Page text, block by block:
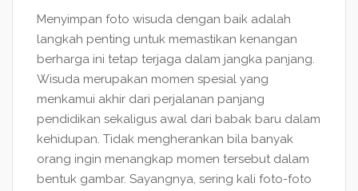
Menyimpan foto wisuda dengan baik adalah
langkah penting untuk memastikan kenangan
berharga ini tetap terjaga dalam jangka panjang.
Wisuda merupakan momen spesial yang
menkamui akhir dari perjalanan panjang
pendidikan sekaligus awal dari babak baru dalam
kehidupan. Tidak mengherankan bila banyak
orang ingin menangkap momen tersebut dalam
bentuk gambar. Sayangnya, sering kali foto-foto